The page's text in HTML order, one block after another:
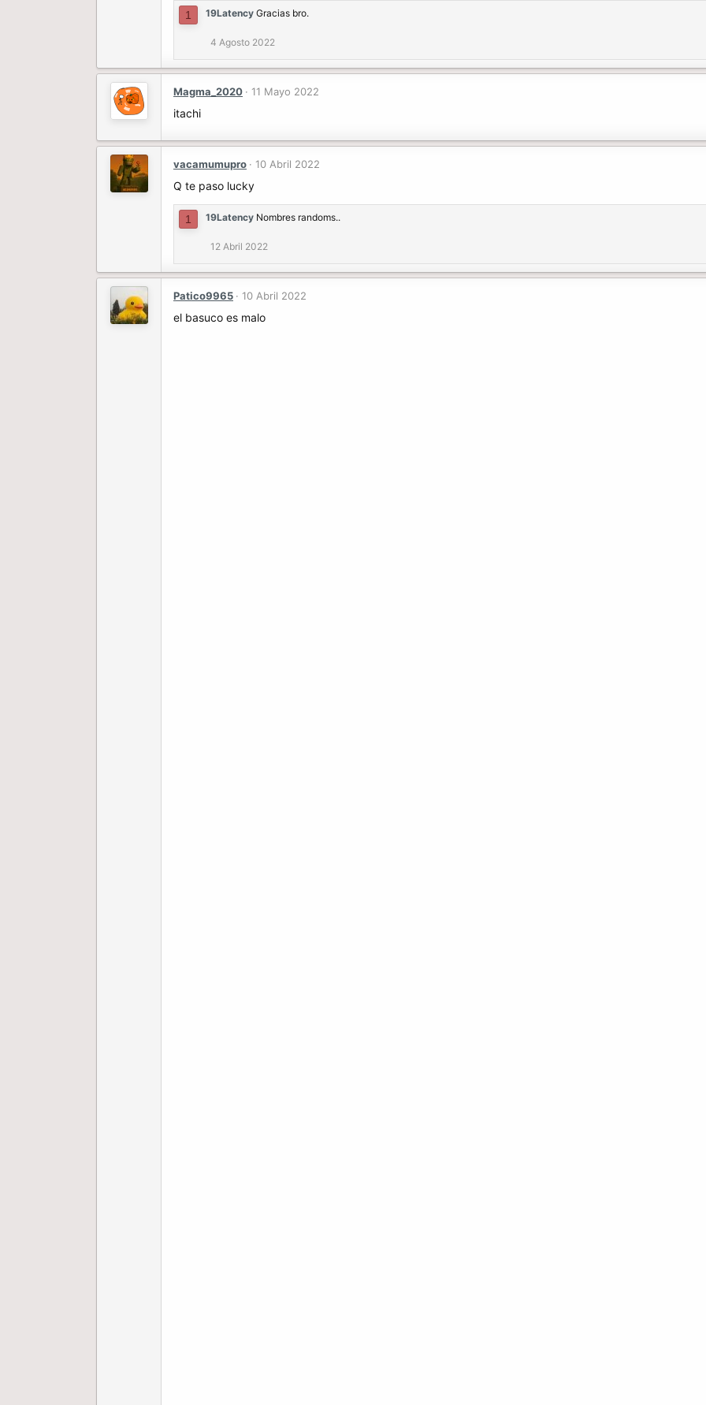
1 19Latency Gracias bro.
4 Agosto 2022
Magma_2020 11 Mayo 2022
itachi
vacamumupro 10 Abril 2022
Q te paso lucky
1 19Latency Nombres randoms..
12 Abril 2022
Patico9965 10 Abril 2022
el basuco es malo